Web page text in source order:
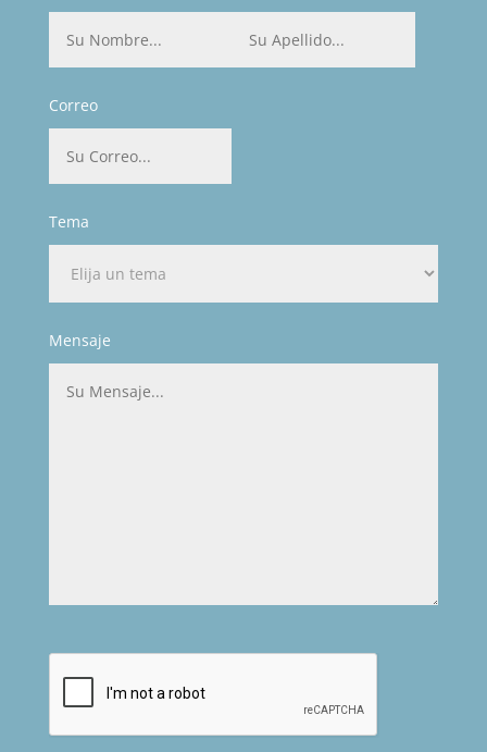
Correo
Tema
Mensaje